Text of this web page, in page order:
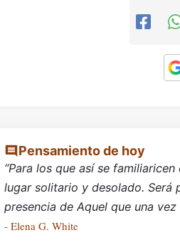
Pensamiento de hoy
“Para los que así se
lugar solitario y desolado. Será
presencia de Aquel que una
- Elena G. White